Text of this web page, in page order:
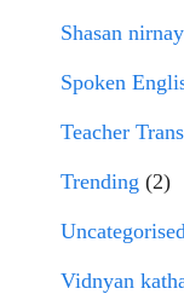
Shasan nirnay
Spoken
Teacher
Trending (2)
Vidnyan